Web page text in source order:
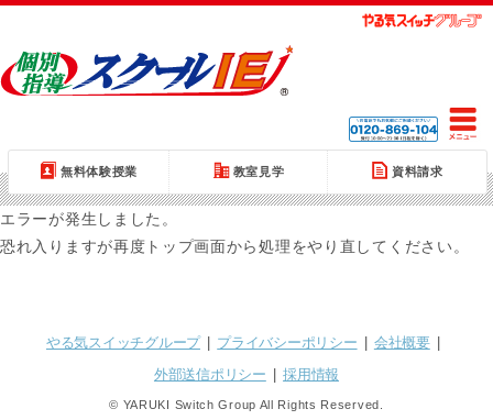
無料体験授業 教室見学 資料請求
エラーが発生しました。
恐れ入りますが再度トップ画面から処理をやり直してください。
やる気スイッチグループ プライバシーポリシー 会社概要
外部送信ポリシー
採用情報
© YARUKI Switch Group All Rights Reserved.